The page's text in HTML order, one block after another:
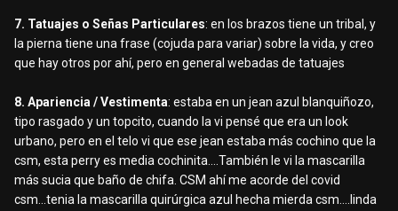
7. Tatuajes o Señas Particulares: en los brazos tiene un tribal, y
la pierna tiene una frase (cojuda para variar) sobre la vida, y creo
que hay otros por ahí, pero en general webadas de tatuajes
8. Apariencia / Vestimenta: estaba en un jean azul blanquiñozo,
tipo rasgado y un topcito, cuando la vi pensé que era un look
urbano, pero en el telo vi que ese jean estaba más cochino que la
csm, esta perry es media cochinita....También le vi la mascarilla
más sucia que baño de chifa. CSM ahí me acorde del covid
csm...tenia la mascarilla quirúrgica azul hecha mierda csm....linda